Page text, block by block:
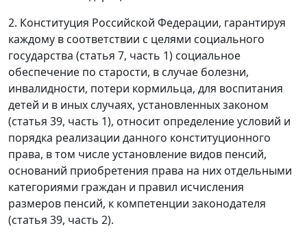
2. Конституция Российской Федерации, гарантируя
каждому в соответствии с целями социального
государства (статья 7, часть 1) социальное
обеспечение по старости, в случае болезни,
инвалидности, потери кормильца, для воспитания
детей и в иных случаях, установленных законом
(статья 39, часть 1), относит определение условий и
порядка реализации данного конституционного
права, в том числе установление видов пенсий,
оснований приобретения права на них отдельными
категориями граждан и правил исчисления
размеров пенсий, к компетенции законодателя
(статья 39, часть 2).